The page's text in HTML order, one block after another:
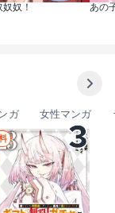
奴！ あの
ガ 女性マンガ